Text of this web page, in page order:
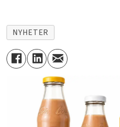
NYHETER